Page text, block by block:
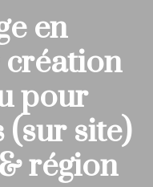
en
pour
(sur site)
région